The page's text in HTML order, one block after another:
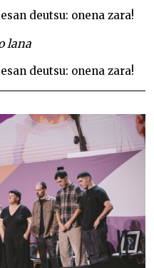
deutsu: onena zara!
lana
deutsu: onena zara!